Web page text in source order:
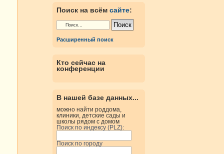
Поиск на всём сайте:
Расширенный поиск
Кто сейчас на
конференции
В нашей базе данных...
можно найти роддома,
клиники, детские сады и
школы рядом с домом
Поиск по индексу (PLZ):
Поиск по городу